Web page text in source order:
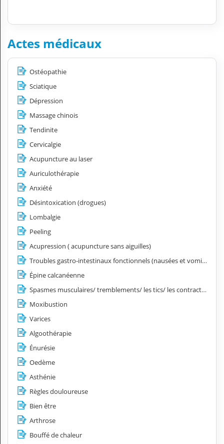
Actes médicaux
Ostéopathie
Sciatique
Dépression
Massage chinois
Tendinite
Cervicalgie
Acupuncture au laser
Auriculothérapie
Anxiété
Désintoxication (drogues)
Lombalgie
Peeling
Acupression ( acupuncture sans aiguilles)
Troubles gastro-intestinaux fonctionnels (nausées et vomissements, spasmes œsophagiens, hyperacidité, côlon irritable)
Épine calcanéenne
Spasmes musculaires/ tremblements/ les tics/ les contractures
Moxibustion
Varices
Algoothérapie
Énurésie
Oedème
Asthénie
Règles douloureuse
Bien être
Arthrose
Bouffé de chaleur